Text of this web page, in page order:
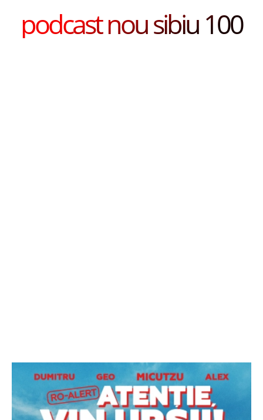
podcast nou sibiu 100